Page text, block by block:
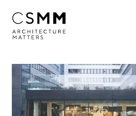
Profil
Leistungen
Projekte